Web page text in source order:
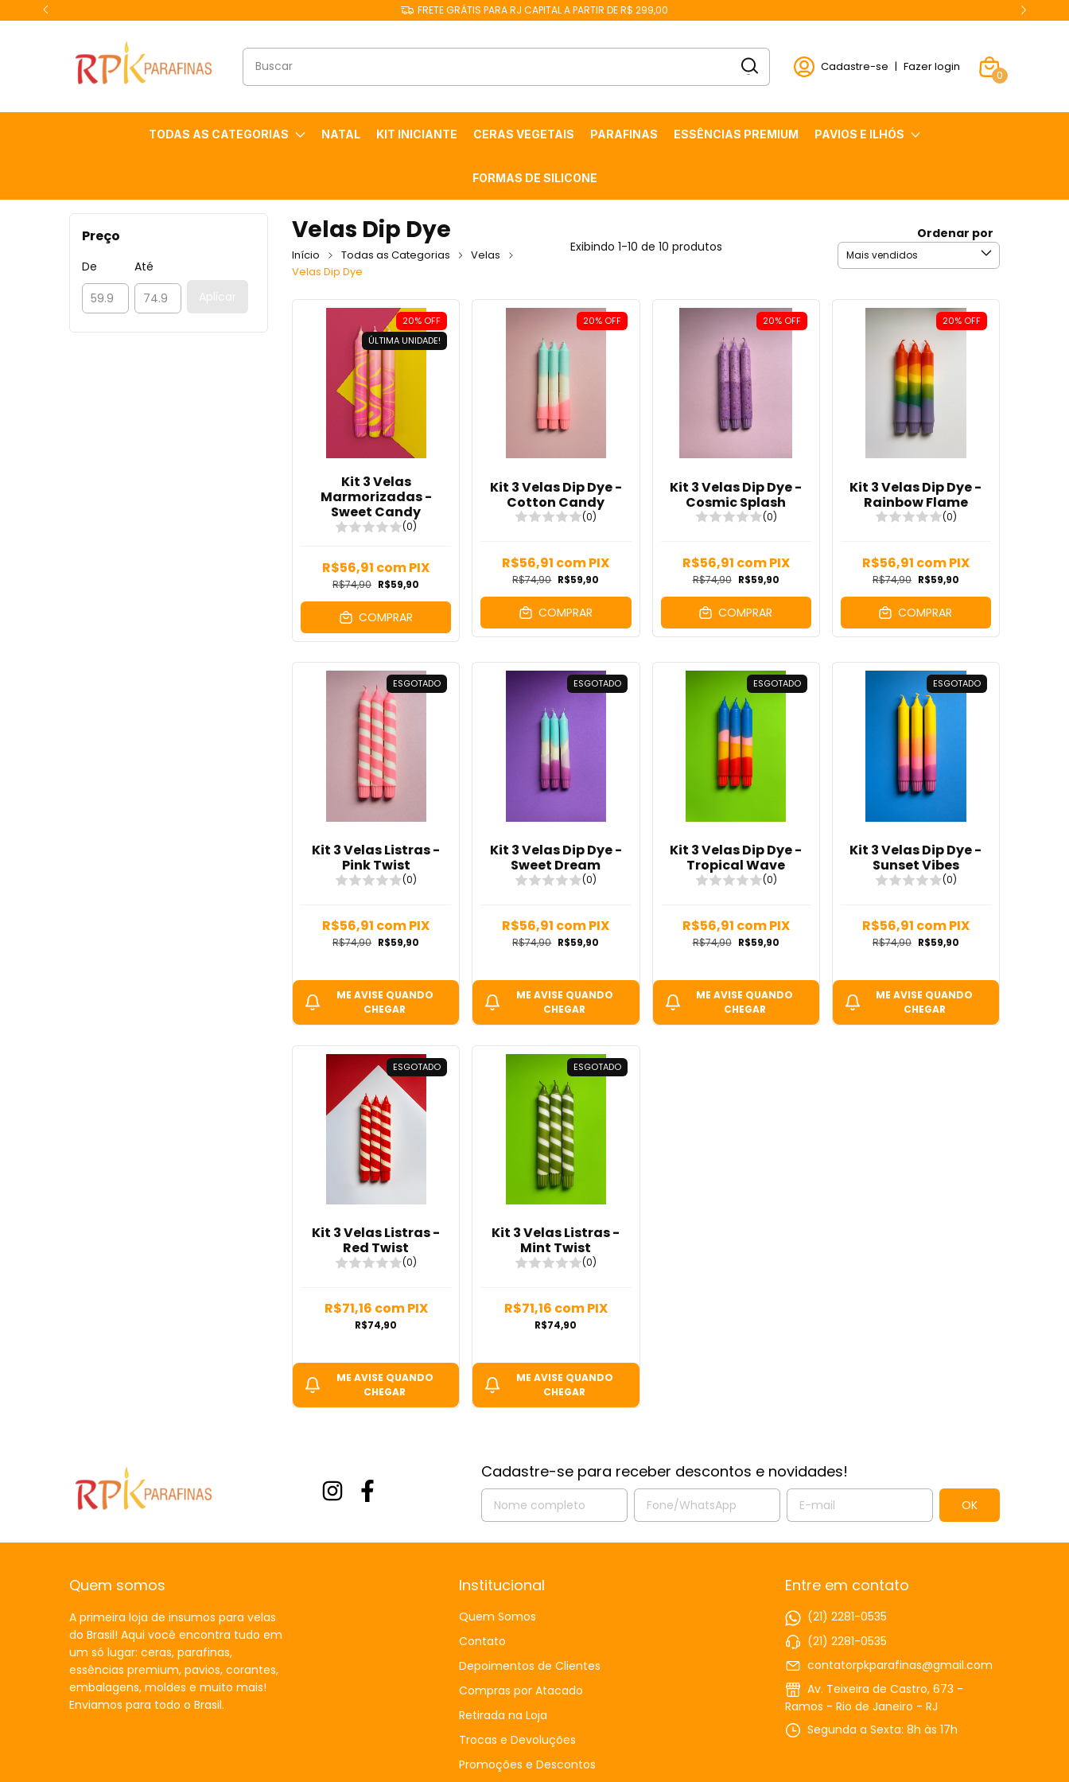
FRETE GRÁTIS PARA RJ CAPITAL A PARTIR DE R$ 299,00
Cadastre-se | Fazer login
0
TODAS AS CATEGORIAS NATAL KIT INICIANTE CERAS VEGETAIS PARAFINAS ESSÊNCIAS PREMIUM PAVIOS E ILHÓS
FORMAS DE SILICONE
Preço
De
Até
Aplicar
Velas Dip Dye
Início Todas as Categorias
Velas
Velas Dip Dye
Exibindo 1-10 de 10 produtos
Ordenar por
20% OFF
ÚLTIMA UNIDADE!
Kit 3 Velas
Marmorizadas -
Sweet Candy
(0)
R$74,90 R$59,90
R$56,91 comPIX
COMPRAR
20% OFF
Kit 3 Velas Dip Dye -
Cotton Candy
(0)
R$74,90 R$59,90
R$56,91 comPIX
COMPRAR
20% OFF
Kit 3 Velas Dip Dye -
Cosmic Splash
(0)
R$74,90 R$59,90
R$56,91 comPIX
COMPRAR
20% OFF
Kit 3 Velas Dip Dye -
Rainbow Flame
(0)
R$74,90 R$59,90
R$56,91 comPIX
COMPRAR
ESGOTADO
Kit 3 Velas Listras -
Pink Twist
(0)
R$74,90 R$59,90
R$56,91 comPIX
ME AVISE QUANDO
CHEGAR
ESGOTADO
Kit 3 Velas Dip Dye -
Sweet Dream
(0)
R$74,90 R$59,90
R$56,91 comPIX
ME AVISE QUANDO
CHEGAR
ESGOTADO
Kit 3 Velas Dip Dye -
Tropical Wave
(0)
R$74,90 R$59,90
R$56,91 comPIX
ME AVISE QUANDO
CHEGAR
ESGOTADO
Kit 3 Velas Dip Dye -
Sunset Vibes
(0)
R$74,90 R$59,90
R$56,91 comPIX
ME AVISE QUANDO
CHEGAR
ESGOTADO
Kit 3 Velas Listras -
Red Twist
(0)
R$74,90
R$71,16 comPIX
ME AVISE QUANDO
CHEGAR
ESGOTADO
Kit 3 Velas Listras -
Mint Twist
(0)
R$74,90
R$71,16 comPIX
ME AVISE QUANDO
CHEGAR
Cadastre-se para receber descontos e novidades!
Quem somos
A primeira loja de insumos para velas
do Brasil! Aqui você encontra tudo em
um só lugar: ceras, parafinas,
essências premium, pavios, corantes,
embalagens, moldes e muito mais!
Enviamos para todo o Brasil.
Institucional
Quem Somos
Contato
Depoimentos de Clientes
Compras por Atacado
Retirada na Loja
Trocas e Devoluções
Promoções e Descontos
Entre em contato
(21) 2281-0535
(21) 2281-0535
contatorpkparafinas@gmail.com
Av. Teixeira de Castro, 673 -
Ramos - Rio de Janeiro - RJ
Segunda a Sexta: 8h às 17h